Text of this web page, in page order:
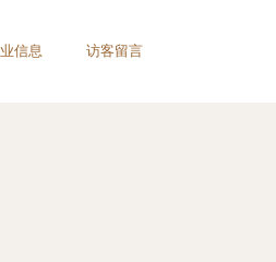
信息 访客留言